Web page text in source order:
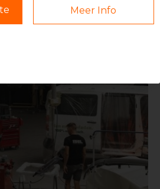
spuiten van je wagen.
Meer Info